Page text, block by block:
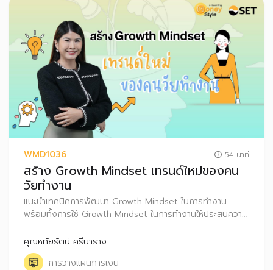
WMD1036 54 นาที
สร้าง Growth Mindset เทรนด์ใหม่ของคน
วัยทำงาน
แนะนำเทคนิคการพัฒนา Growth Mindset ในการทํางาน
พร้อมทั้งการใช้ Growth Mindset ในการทำงานให้ประสบความ
คุณหทัยรัตน์ ศรีนาราง
การวางแผนการเงิน